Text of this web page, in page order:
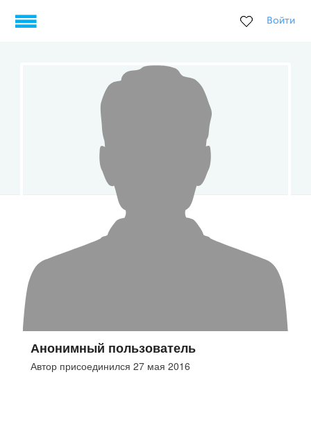
Войти
Анонимный пользователь
Автор присоединился 27 мая 2016